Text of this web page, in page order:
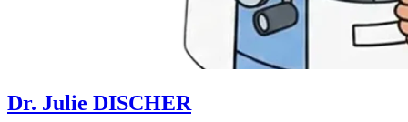
Dr. Julie DISCHER